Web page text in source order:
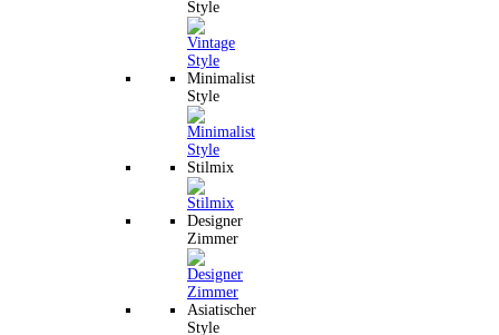
Style
Minimalist
Style
Stilmix
Designer
Zimmer
Asiatischer
Style